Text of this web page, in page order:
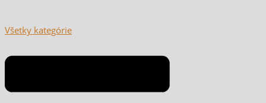
Všetky kategórie